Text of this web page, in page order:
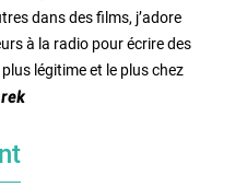
dans des films, j’adore
à la radio pour écrire des
légitime et le plus chez